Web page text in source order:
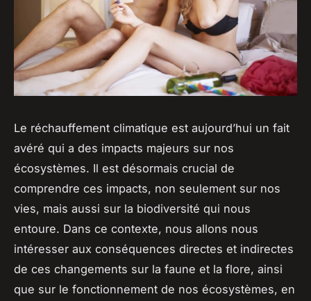
Le réchauffement climatique est aujourd’hui un fait
avéré qui a des impacts majeurs sur nos
écosystèmes. Il est désormais crucial de
comprendre ces impacts, non seulement sur nos
vies, mais aussi sur la biodiversité qui nous
entoure. Dans ce contexte, nous allons nous
intéresser aux conséquences directes et indirectes
de ces changements sur la faune et la flore, ainsi
que sur le fonctionnement de nos écosystèmes, en